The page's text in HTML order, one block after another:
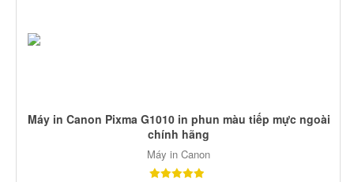
Máy in Canon Pixma G1010 in phun màu tiếp mực ngoài
chính hãng
Máy in Canon